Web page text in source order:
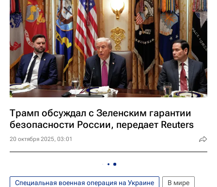
Трамп обсуждал с Зеленским гарантии
безопасности России, передает Reuters
20 октября 2025, 03:01
Специальная военная операция на Украине
В мире